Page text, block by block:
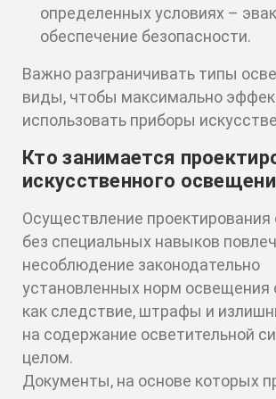
определенных условиях –
обеспечение безопасности.
Важно разграничивать типы
виды, чтобы максимально
использовать приборы
Кто занимается
искусственного
Осуществление
без специальных навыков
несоблюдение законодательно
установленных норм освещения
как следствие, штрафы и
на содержание осветительной
целом.
Документы, на основе которых